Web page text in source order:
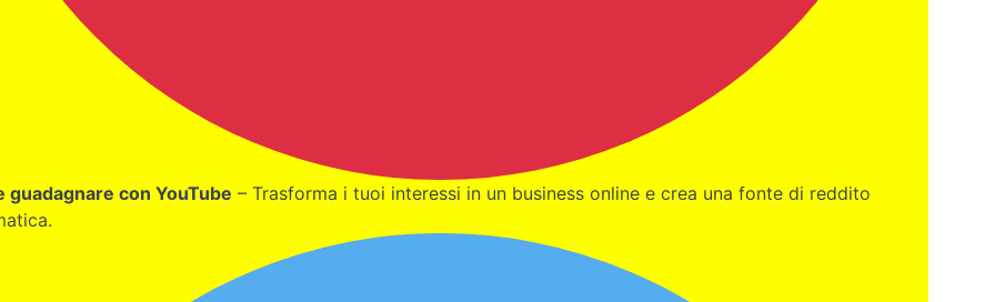
guadagnare con YouTube – Trasforma i tuoi interessi in un business online e crea una fonte di reddito